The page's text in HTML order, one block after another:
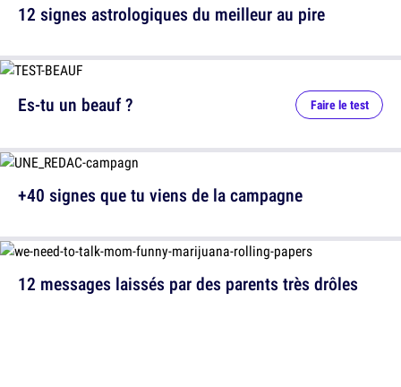
12 signes astrologiques du meilleur au pire
12 messages laissés par des parents très drôles
Es-tu un beauf ? Faire le test
+40 signes que tu viens de la campagne